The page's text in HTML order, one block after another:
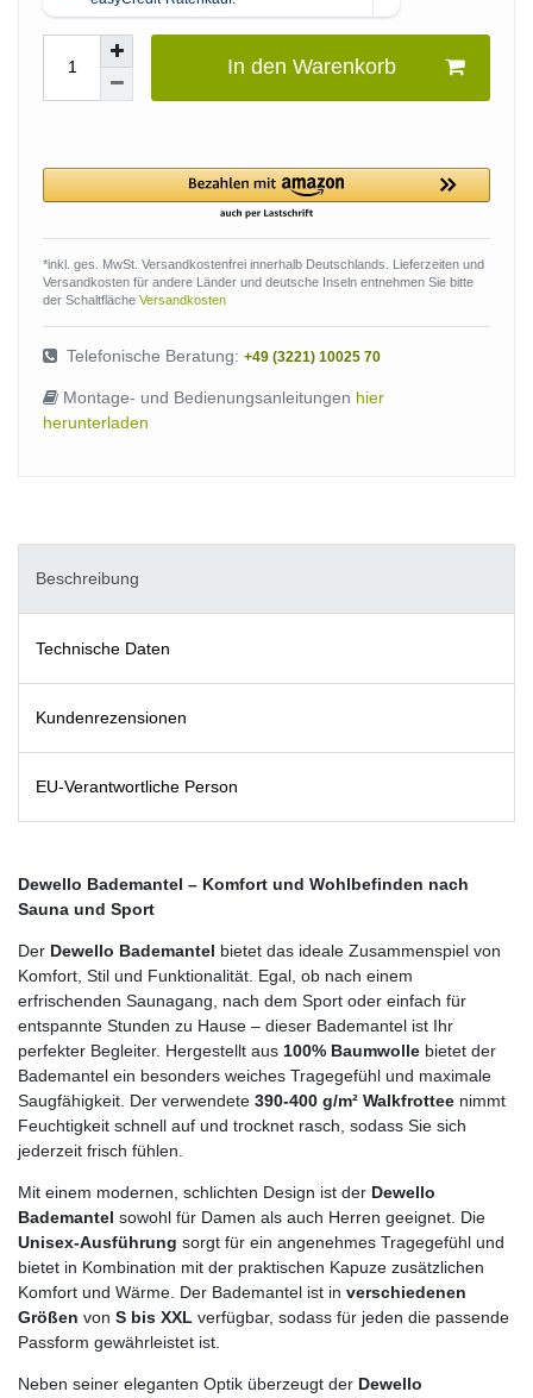
In den Warenkorb
*inkl. ges. MwSt. Versandkostenfrei innerhalb Deutschlands. Lieferzeiten und
Versandkosten für andere Länder und deutsche Inseln entnehmen Sie bitte
der Schaltfläche Versandkosten
Telefonische Beratung: +49 (3221) 10025 70
Montage- und Bedienungsanleitungen hier
herunterladen
Beschreibung
Technische Daten
Kundenrezensionen
EU-Verantwortliche Person
Dewello Bademantel – Komfort und Wohlbefinden nach
Sauna und Sport
Der Dewello Bademantel bietet das ideale Zusammenspiel von
Komfort, Stil und Funktionalität. Egal, ob nach einem
erfrischenden Saunagang, nach dem Sport oder einfach für
entspannte Stunden zu Hause – dieser Bademantel ist Ihr
perfekter Begleiter. Hergestellt aus 100% Baumwolle bietet der
Bademantel ein besonders weiches Tragegefühl und maximale
Saugfähigkeit. Der verwendete 390-400 g/m² Walkfrottee nimmt
Feuchtigkeit schnell auf und trocknet rasch, sodass Sie sich
jederzeit frisch fühlen.
Mit einem modernen, schlichten Design ist der Dewello
Bademantel sowohl für Damen als auch Herren geeignet. Die
Unisex-Ausführung sorgt für ein angenehmes Tragegefühl und
bietet in Kombination mit der praktischen Kapuze zusätzlichen
Komfort und Wärme. Der Bademantel ist in verschiedenen
Größen von S bis XXL verfügbar, sodass für jeden die passende
Passform gewährleistet ist.
Neben seiner eleganten Optik überzeugt der Dewello